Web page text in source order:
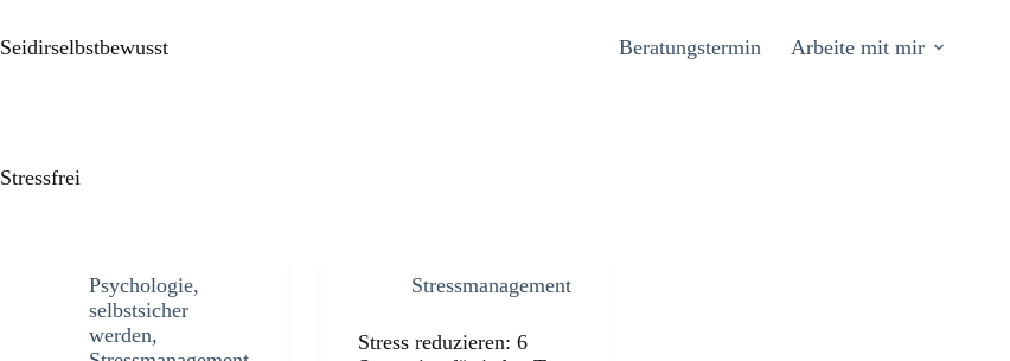
Seidirselbstbewusst Beratungstermin Arbeite mit mir
Stressfrei
Psychologie,
selbstsicher
werden,
Stressmanagement
Stress reduzieren: 6